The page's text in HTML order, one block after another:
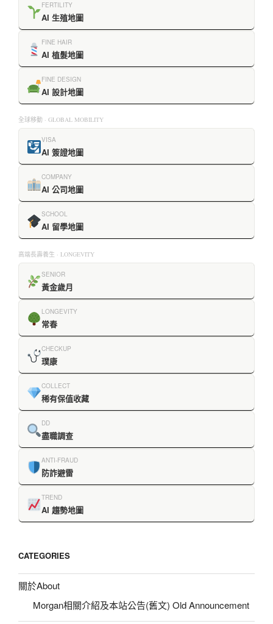
FERTILITY
AI 生殖地圖
FINE HAIR
AI 植髮地圖
FINE DESIGN
AI 設計地圖
全球移動 · GLOBAL MOBILITY
VISA
AI 簽證地圖
COMPANY
AI 公司地圖
SCHOOL
AI 留學地圖
高端長壽養生 · LONGEVITY
SENIOR
黃金歲月
LONGEVITY
常春
CHECKUP
璞康
COLLECT
稀有保值收藏
DD
盡職調查
ANTI-FRAUD
防詐避雷
TREND
AI 趨勢地圖
CATEGORIES
關於About
Morgan相關介紹及本站公告(舊文) Old Announcement